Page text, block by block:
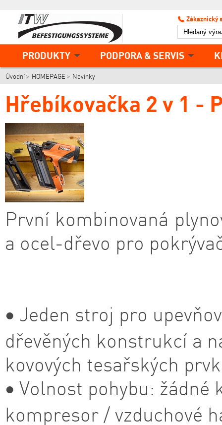
PRODUKTY PODPORA & SERVIS
Zákaznický
Úvodní HOMEPAGE Novinky
Hřebíkovačka 2 v 1 -
První kombinovaná
a ocel-dřevo pro
• Jeden stroj pro
dřevěných konstrukcí a
kovových tesařských
• Volnost pohybu: žádné
kompresor / vzduchové